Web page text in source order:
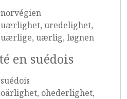
norvégien
uærlighet, uredelighet,
uærlige, uærlig, løgnen
en suédois
suédois
oärlighet, ohederlighet,